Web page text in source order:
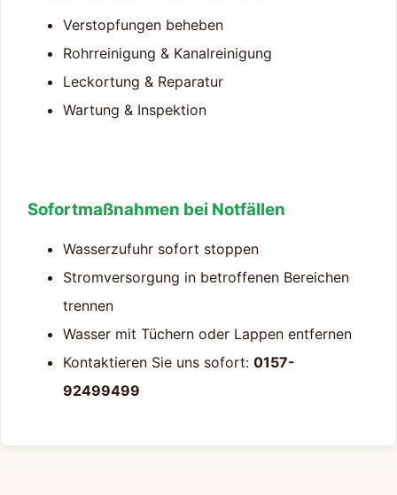
Verstopfungen beheben
Rohrreinigung & Kanalreinigung
Leckortung & Reparatur
Wartung & Inspektion
Sofortmaßnahmen bei Notfällen
Wasserzufuhr sofort stoppen
Stromversorgung in betroffenen Bereichen
trennen
Wasser mit Tüchern oder Lappen entfernen
Kontaktieren Sie uns sofort: 0157-
92499499